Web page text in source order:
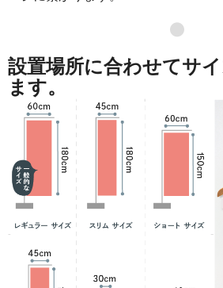
50 868
●
設置場所に合わせてサ
ます。